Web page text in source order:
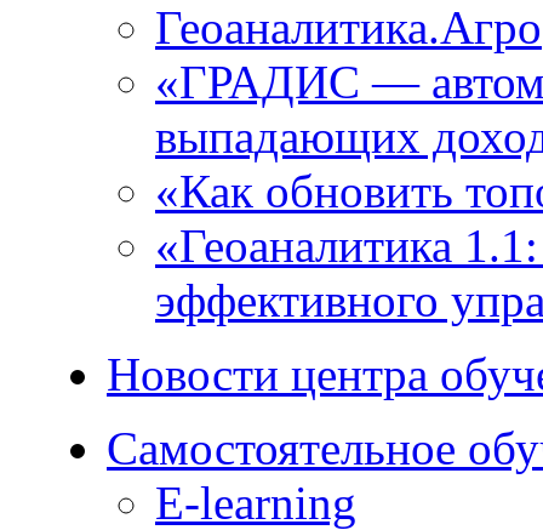
Геоаналитика.Агро
«ГРАДИС ―
выпадающих
«Как обновить
«Геоаналитика
эффективного
Новости центра
Самостоятельное
E-learning